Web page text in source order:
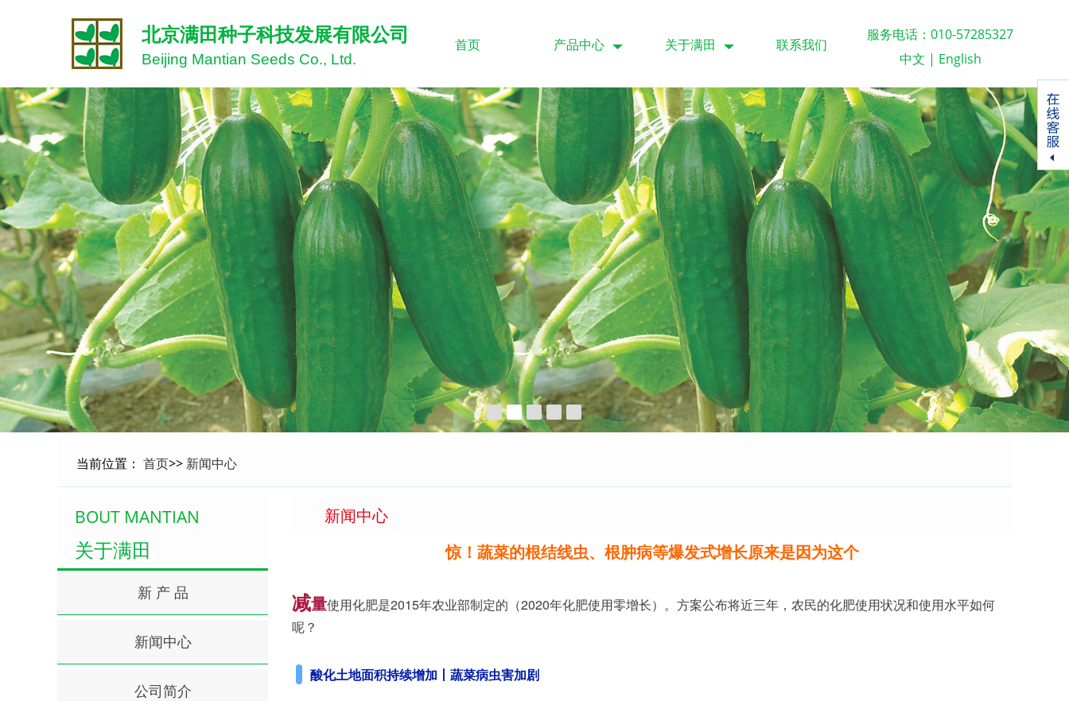
北京满田种子科技发展有限公司
Beijing Mantian Seeds Co., Ltd.
首页 产品中心 关于满田 联系我们
服务电话：010-57285327
中文 | English
当前位置： 首页>> 新闻中心
BOUT MANTIAN
关于满田
新 产 品
新闻中心
公司简介
新闻中心
惊！蔬菜的根结线虫、根肿病等爆发式增长原来是因为这个
减量使用化肥是2015年农业部制定的（2020年化肥使用零增长）。方案公布将近三年，农民的化肥使用状况和使用水平如何
呢？
酸化土地面积持续增加丨蔬菜病虫害加剧